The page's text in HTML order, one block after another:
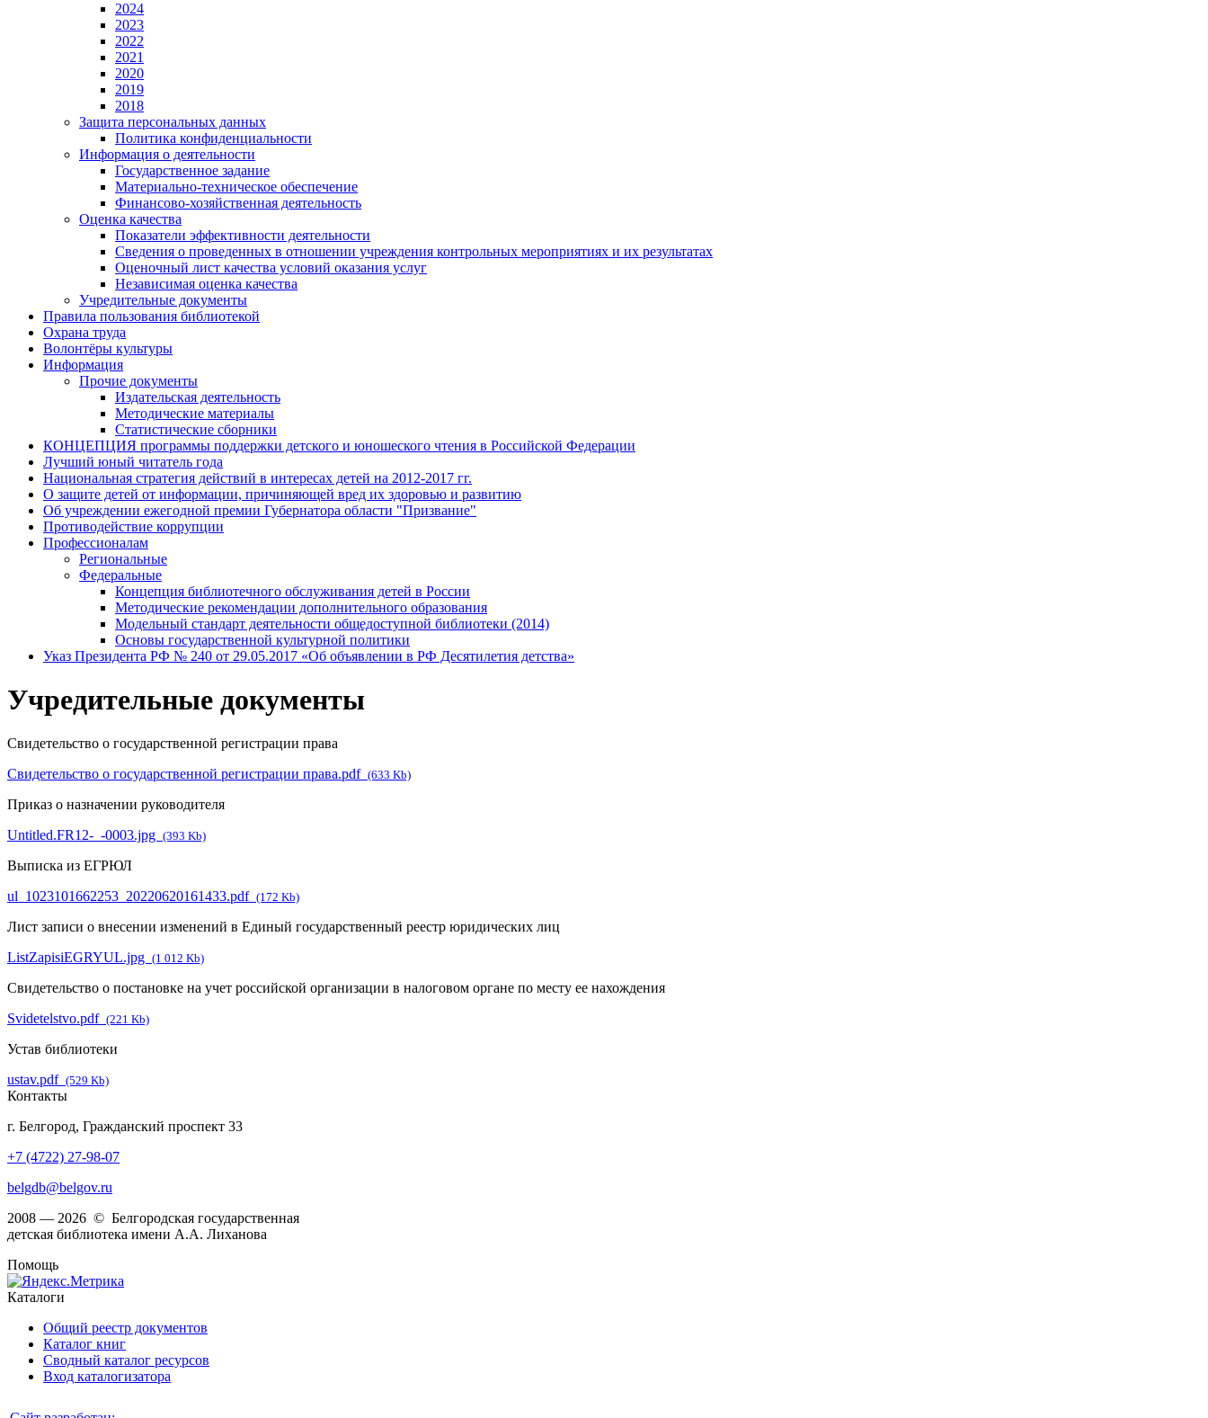
2024
2023
2022
2021
2020
2019
2018
Защита персональных данных
Политика конфиденциальности
Информация о деятельности
Государственное задание
Материально-техническое обеспечение
Финансово-хозяйственная деятельность
Оценка качества
Показатели эффективности деятельности
Сведения о проведенных в отношении учреждения контрольных мероприятиях и их результатах
Оценочный лист качества условий оказания услуг
Независимая оценка качества
Учредительные документы
Правила пользования библиотекой
Охрана труда
Волонтёры культуры
Информация
Прочие документы
Издательская деятельность
Методические материалы
Статистические сборники
КОНЦЕПЦИЯ программы поддержки детского и юношеского чтения в Российской Федерации
Лучший юный читатель года
Национальная стратегия действий в интересах детей на 2012-2017 гг.
О защите детей от информации, причиняющей вред их здоровью и развитию
Об учреждении ежегодной премии Губернатора области "Призвание"
Противодействие коррупции
Профессионалам
Региональные
Федеральные
Концепция библиотечного обслуживания детей в России
Методические рекомендации дополнительного образования
Модельный стандарт деятельности общедоступной библиотеки (2014)
Основы государственной культурной политики
Указ Президента РФ № 240 от 29.05.2017 «Об объявлении в РФ Десятилетия детства»
Учредительные документы
Свидетельство о государственной регистрации права
Свидетельство о государственной регистрации права.pdf (633 Kb)
Приказ о назначении руководителя
Untitled.FR12-_-0003.jpg (393 Kb)
Выписка из ЕГРЮЛ
ul_1023101662253_20220620161433.pdf (172 Kb)
Лист записи о внесении изменений в Единый государственный реестр юридических лиц
ListZapisiEGRYUL.jpg (1 012 Kb)
Свидетельство о постановке на учет российской организации в налоговом органе по месту ее нахождения
Svidetelstvo.pdf (221 Kb)
Устав библиотеки
ustav.pdf (529 Kb)
Контакты
г. Белгород, Гражданский проспект 33
+7 (4722) 27-98-07
belgdb@belgov.ru
2008 — 2026 © Белгородская государственная
детская библиотека имени А.А. Лиханова
Помощь
Каталоги
Общий реестр документов
Каталог книг
Сводный каталог ресурсов
Вход каталогизатора